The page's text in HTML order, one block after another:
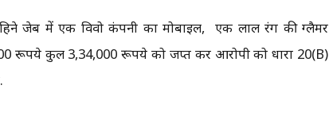
जेब में एक विवो कंपनी का मोबाईल, एक लाल रंग की ग्लैमर
रूपये कुल 3,34,000 रूपये को जप्त कर आरोपी को धारा 20(B)